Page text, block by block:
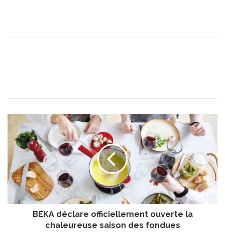
B
é
c
a
BEKA déclare officiellement ouverte la
chaleureuse saison des fondues